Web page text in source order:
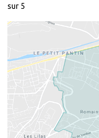
sur 5